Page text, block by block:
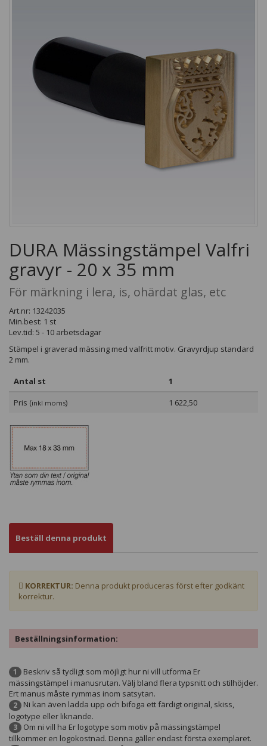
DURA Mässingstämpel Valfri
gravyr - 20 x 35 mm
För märkning i lera, is, ohärdat glas, etc
Art.nr: 13242035
Min.best: 1 st
Lev.tid: 5 - 10 arbetsdagar
Stämpel i graverad mässing med valfritt motiv. Gravyrdjup standard
2 mm.
Antal st
1
Pris (inkl moms) 1 622,50
Beställ denna produkt
KORREKTUR: Denna produkt produceras först efter godkänt
korrektur.
Beställningsinformation:
1
Beskriv så tydligt som möjligt hur ni vill utforma Er
mässingstämpel i manusrutan. Välj bland flera typsnitt och stilhöjder.
Ert manus måste rymmas inom satsytan.
2
Ni kan även ladda upp och bifoga ett färdigt original, skiss,
logotype eller liknande.
3
Om ni vill ha Er logotype som motiv på mässingstämpel
tillkommer en logokostnad. Denna gäller endast första exemplaret.